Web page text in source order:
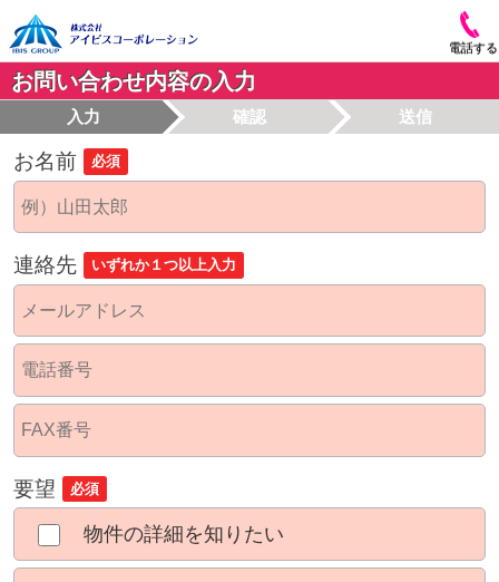
電話する
お問い合わせ内容の入力
入力 確認 送信
お名前 必須
連絡先 いずれか１つ以上入力
要望 必須
物件の詳細を知りたい